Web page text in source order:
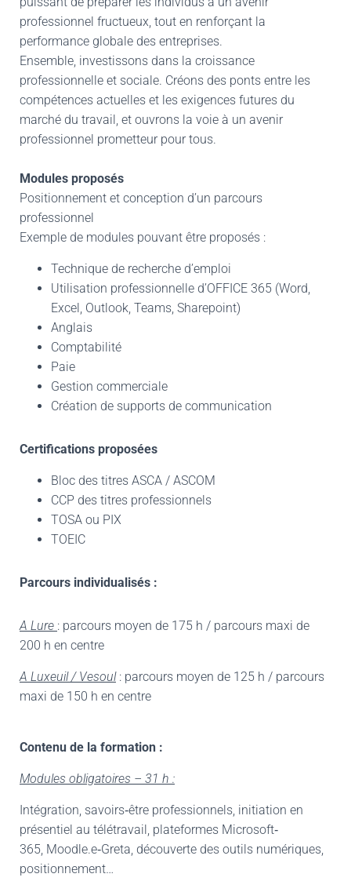
professionnel fructueux, tout en renforçant la
performance globale des entreprises.
Ensemble, investissons dans la croissance
professionnelle et sociale. Créons des ponts entre les
compétences actuelles et les exigences futures du
marché du travail, et ouvrons la voie à un avenir
professionnel prometteur pour tous.
Modules proposés
Positionnement et conception d’un parcours
professionnel
Exemple de modules pouvant être proposés :
Technique de recherche d’emploi
Utilisation professionnelle d’OFFICE 365 (Word,
Excel, Outlook, Teams, Sharepoint)
Anglais
Comptabilité
Paie
Gestion commerciale
Création de supports de communication
Certifications proposées
Bloc des titres ASCA / ASCOM
CCP des titres professionnels
TOSA ou PIX
TOEIC
Parcours individualisés :
A Lure : parcours moyen de 175 h / parcours maxi de
200 h en centre
A Luxeuil / Vesoul: parcours moyen de 125 h / parcours
maxi de 150 h en centre
Contenu de la formation :
Modules obligatoires – 31 h :
Intégration, savoirs‐être professionnels, initiation en
présentiel au télétravail, plateformes Microsoft‐
365, Moodle.e‐Greta, découverte des outils numériques,
positionnement…